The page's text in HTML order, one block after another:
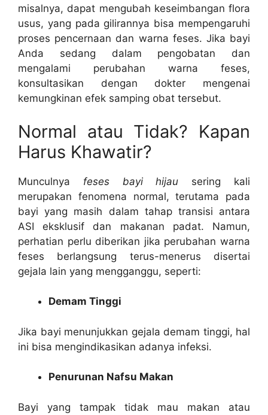
misalnya, dapat mengubah keseimbangan flora
usus, yang pada gilirannya bisa mempengaruhi
proses pencernaan dan warna feses. Jika bayi
Anda sedang dalam pengobatan dan
mengalami perubahan warna feses,
konsultasikan dengan dokter mengenai
kemungkinan efek samping obat tersebut.
Normal atau Tidak? Kapan
Harus Khawatir?
Munculnya feses bayi hijau sering kali
merupakan fenomena normal, terutama pada
bayi yang masih dalam tahap transisi antara
ASI eksklusif dan makanan padat. Namun,
perhatian perlu diberikan jika perubahan warna
feses berlangsung terus-menerus disertai
gejala lain yang mengganggu, seperti:
Demam Tinggi
Jika bayi menunjukkan gejala demam tinggi, hal
ini bisa mengindikasikan adanya infeksi.
Penurunan Nafsu Makan
Bayi yang tampak tidak mau makan atau